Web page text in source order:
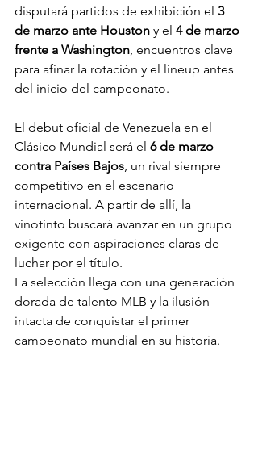
disputará partidos de exhibición el 3
de marzo ante Houston y el 4 de marzo
frente a Washington, encuentros clave
para afinar la rotación y el lineup antes
del inicio del campeonato.
El debut oficial de Venezuela en el
Clásico Mundial será el 6 de marzo
contra Países Bajos, un rival siempre
competitivo en el escenario
internacional. A partir de allí, la
vinotinto buscará avanzar en un grupo
exigente con aspiraciones claras de
luchar por el título.
La selección llega con una generación
dorada de talento MLB y la ilusión
intacta de conquistar el primer
campeonato mundial en su historia.